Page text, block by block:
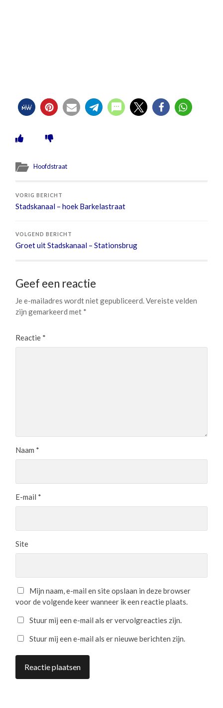
Hoofdstraat
VORIG BERICHT
Stadskanaal – hoek Barkelastraat
VOLGEND BERICHT
Groet uit Stadskanaal – Stationsbrug
Geef een reactie
Je e-mailadres wordt niet gepubliceerd.Vereiste velden
zijn gemarkeerd met *
Reactie *
Naam *
E-mail *
Site
Mijn naam, e-mail en site opslaan in deze browser
voor de volgende keer wanneer ik een reactie plaats.
Stuur mij een e-mail als er vervolgreacties zijn.
Stuur mij een e-mail als er nieuwe berichten zijn.